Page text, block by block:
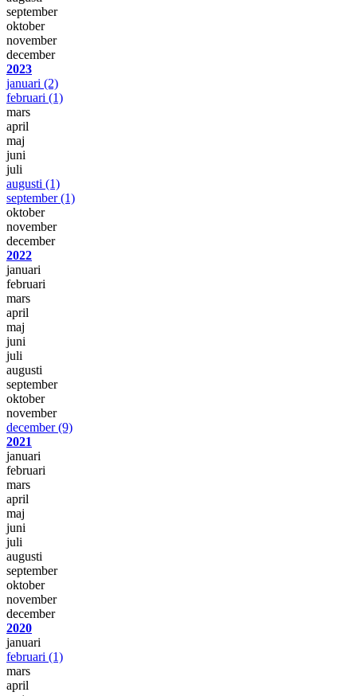
september
oktober
november
december
2023
januari (2)
februari (1)
mars
april
maj
juni
juli
augusti (1)
september(1)
oktober
november
december
2022
januari
februari
mars
april
maj
juni
juli
augusti
september
oktober
november
december(9)
2021
januari
februari
mars
april
maj
juni
juli
augusti
september
oktober
november
december
2020
januari
februari (1)
mars
april